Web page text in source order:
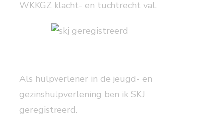
WKKGZ klacht- en tuchtrecht val.
Als hulpverlener in de jeugd- en
gezinshulpverlening ben ik SKJ
geregistreerd.